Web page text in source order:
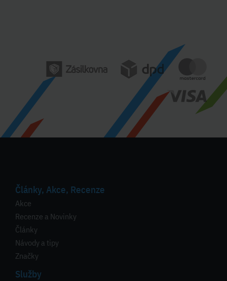
Články, Akce, Recenze
Akce
Recenze a Novinky
Články
Návody a tipy
Značky
Služby